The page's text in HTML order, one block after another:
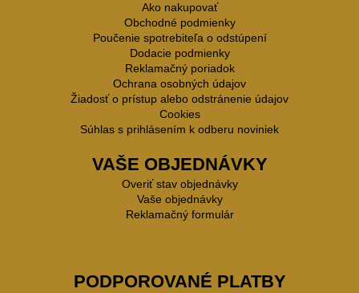
Ako nakupovať
Obchodné podmienky
Poučenie spotrebiteľa o odstúpení
Dodacie podmienky
Reklamačný poriadok
Ochrana osobných údajov
Žiadosť o prístup alebo odstránenie údajov
Cookies
Súhlas s prihlásením k odberu noviniek
VAŠE OBJEDNÁVKY
Overiť stav objednávky
Vaše objednávky
Reklamačný formulár
PODPOROVANÉ PLATBY